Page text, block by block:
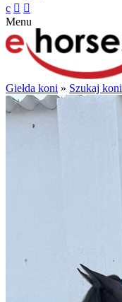
c  
Menu
Giełda koni » Szukaj koni